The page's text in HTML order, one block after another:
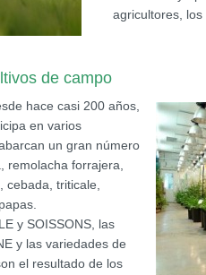
agricultores, los
de campo
hace casi 200 años,
en varios
un gran número
remolacha forrajera,
triticale,
y SOISSONS, las
y las variedades de
el resultado de los